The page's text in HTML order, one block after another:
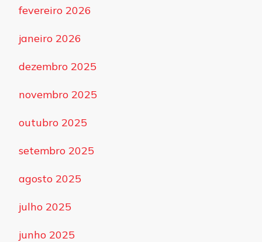
fevereiro 2026
janeiro 2026
dezembro 2025
novembro 2025
outubro 2025
setembro 2025
agosto 2025
julho 2025
junho 2025